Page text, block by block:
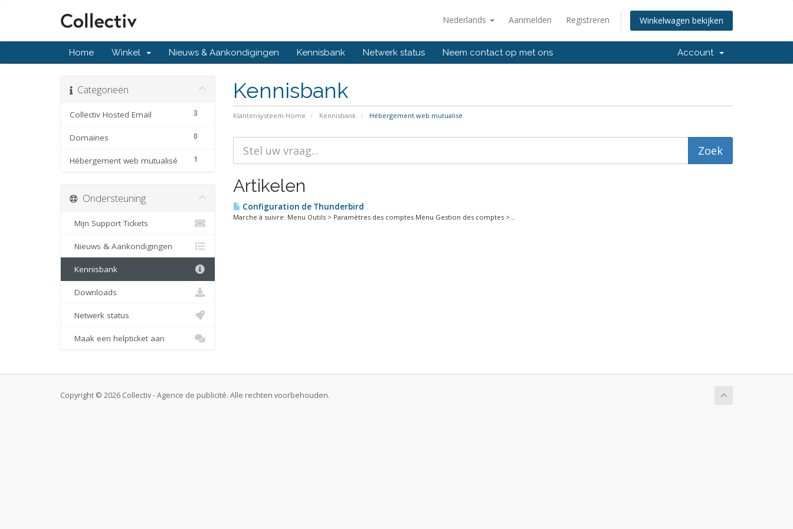
Nederlands Aanmelden Registreren Winkelwagen bekijken
Home Winkel Nieuws & Aankondigingen Kennisbank Netwerk status Neem contact op met ons Account
Kennisbank
Klantensysteem Home Kennisbank Hébergement web mutualisé
Categorieën
3
Collectiv Hosted Email
0
Domaines
1
Hébergement web mutualisé
Artikelen
Configuration de Thunderbird
Marche à suivre: Menu Outils > Paramètres des comptes Menu Gestion des comptes >...
Ondersteuning
Mijn Support Tickets
Nieuws & Aankondigingen
Kennisbank
Downloads
Netwerk status
Maak een helpticket aan
Copyright © 2026 Collectiv - Agence de publicité. Alle rechten voorbehouden.